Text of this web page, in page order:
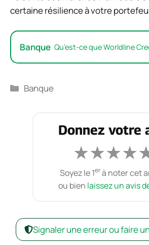
certaine résilience à votre
Banque Qu’est-ce que Worldline
Catégories
Banque
Donnez votre
★★★★
Soyez le 1erà noter cet
ou bien laissez un avis
Signaler une erreur ou faire